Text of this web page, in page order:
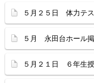
５月２５日 体力テ
５月 永田台ホール
５月２１日 ６年生